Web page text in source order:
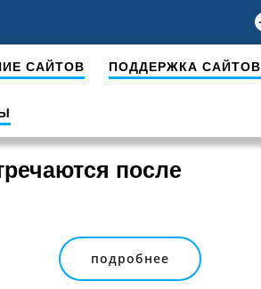
САЙТОВ ПОДДЕРЖКА САЙТОВ
после
подробнее